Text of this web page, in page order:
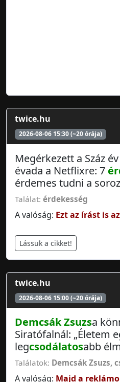
twice.hu
2026-08-06 15:30 (~20 órája)
Megérkezett a Száz
évada a Netflixre: 7
érdemes tudni a
Találat: érdekesség
A valóság: Ezt az írást is
Lássuk a cikket!
twice.hu
2026-08-06 15:00 (~20 órája)
Demcsák Zsuzsa
Siratófalnál: „Életem
legcsodálatosabb
Találatok: Demcsák Zsuzs,
A valóság: Majd a